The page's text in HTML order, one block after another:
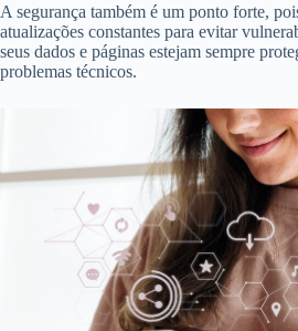
A segurança também é um ponto forte,
atualizações constantes para evitar
seus dados e páginas estejam sempre
problemas técnicos.